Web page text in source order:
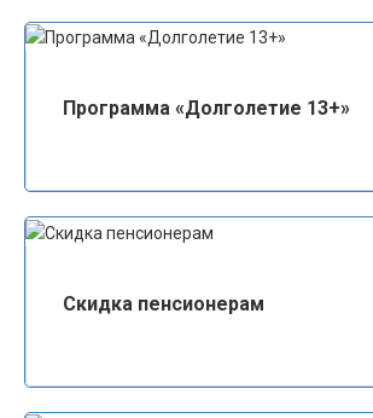
Программа «Долголетие 13+»
Скидка пенсионерам